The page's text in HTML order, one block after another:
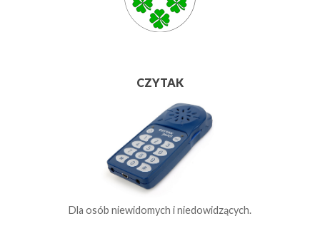
CZYTAK
Dla osób niewidomych i niedowidzących.